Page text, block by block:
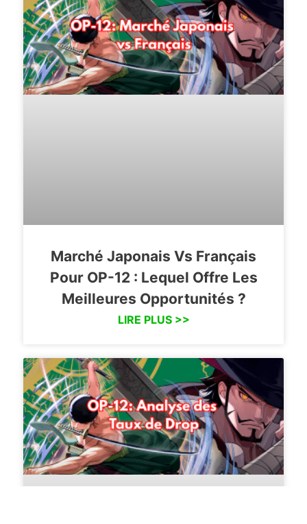
Marché Japonais Vs Français
Pour OP-12 : Lequel Offre Les
Meilleures Opportunités ?
LIRE PLUS >>